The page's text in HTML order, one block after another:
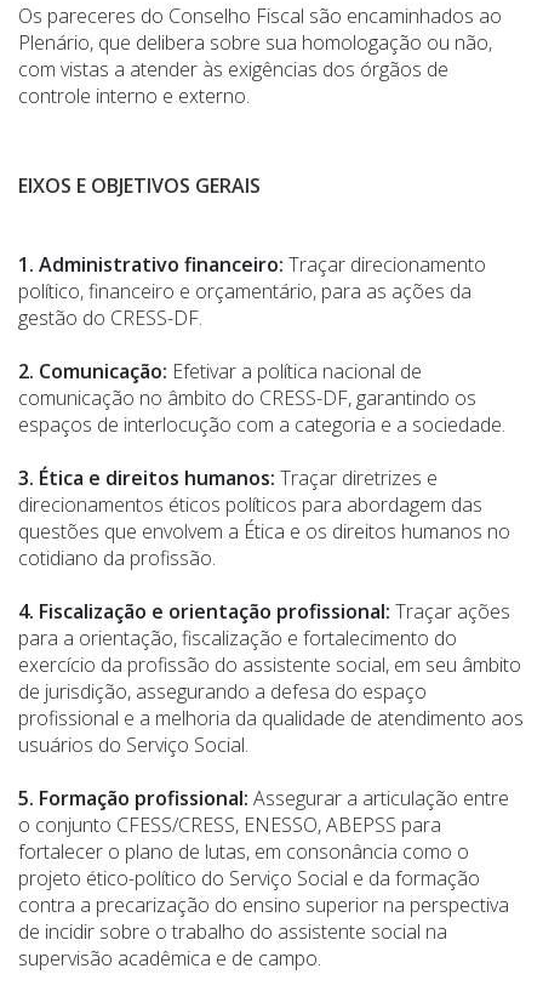
Os pareceres do Conselho Fiscal são encaminhados ao
Plenário, que delibera sobre sua homologação ou não,
com vistas a atender às exigências dos órgãos de
controle interno e externo.
EIXOS E OBJETIVOS GERAIS
1. Administrativo financeiro: Traçar direcionamento
político, financeiro e orçamentário, para as ações da
gestão do CRESS-DF.
2. Comunicação: Efetivar a política nacional de
comunicação no âmbito do CRESS-DF, garantindo os
espaços de interlocução com a categoria e a sociedade.
3. Ética e direitos humanos: Traçar diretrizes e
direcionamentos éticos políticos para abordagem das
questões que envolvem a Ética e os direitos humanos no
cotidiano da profissão.
4. Fiscalização e orientação profissional: Traçar ações
para a orientação, fiscalização e fortalecimento do
exercício da profissão do assistente social, em seu âmbito
de jurisdição, assegurando a defesa do espaço
profissional e a melhoria da qualidade de atendimento aos
usuários do Serviço Social.
5. Formação profissional: Assegurar a articulação entre
o conjunto CFESS/CRESS, ENESSO, ABEPSS para
fortalecer o plano de lutas, em consonância como o
projeto ético-político do Serviço Social e da formação
contra a precarização do ensino superior na perspectiva
de incidir sobre o trabalho do assistente social na
supervisão acadêmica e de campo.